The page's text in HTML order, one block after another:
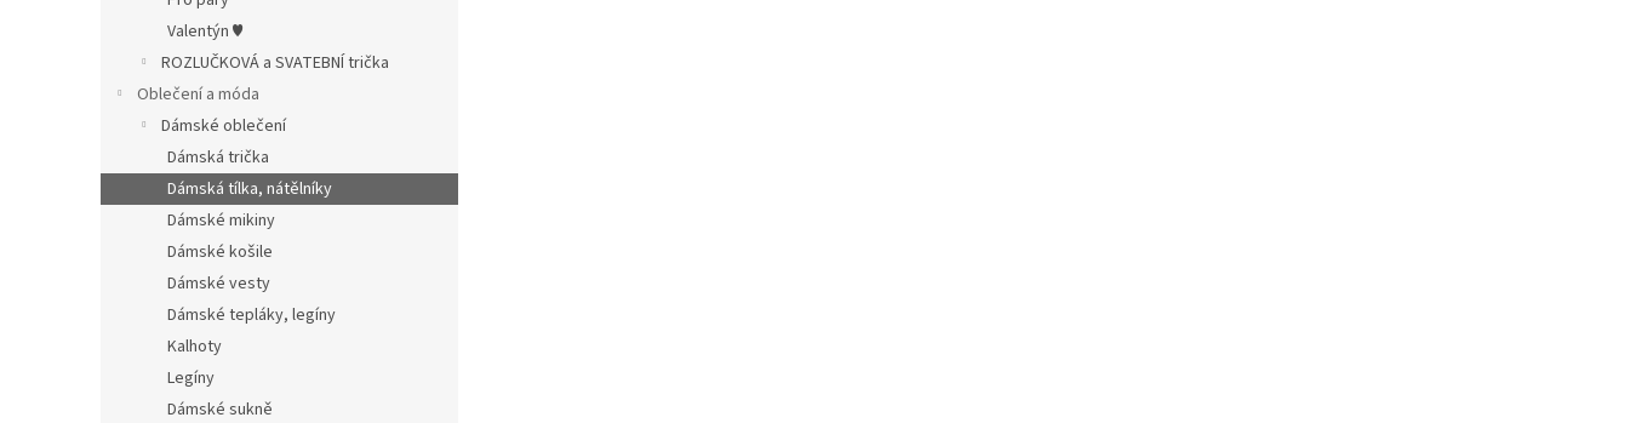
Valentýn ♥
ROZLUČKOVÁ a SVATEBNÍ trička
Oblečení a móda
Dámské oblečení
Dámská trička
Dámská tílka, nátělníky
Dámské mikiny
Dámské košile
Dámské vesty
Dámské tepláky, legíny
Kalhoty
Legíny
Dámské sukně